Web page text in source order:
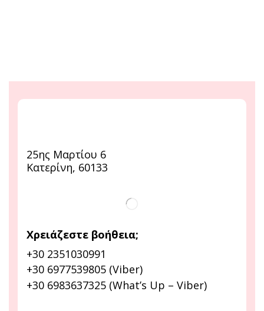
25ης Μαρτίου 6
Κατερίνη, 60133
Χρειάζεστε βοήθεια;
+30 2351030991
+30 6977539805 (Viber)
+30 6983637325 (What’s Up – Viber)